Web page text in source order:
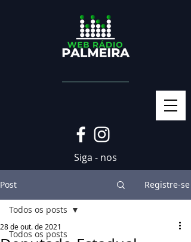
Siga - nos
Post Registre-se
Todos os posts
Todos os posts
28 de out. de 2021